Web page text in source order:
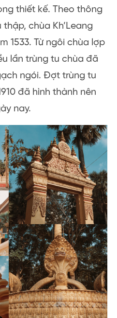
thiết kế. Theo thông
chùa Kh’Leang
1533. Từ ngôi chùa lợp
lần trùng tu chùa đã
ngói. Đợt trùng tu
đã hình thành nên
nay.